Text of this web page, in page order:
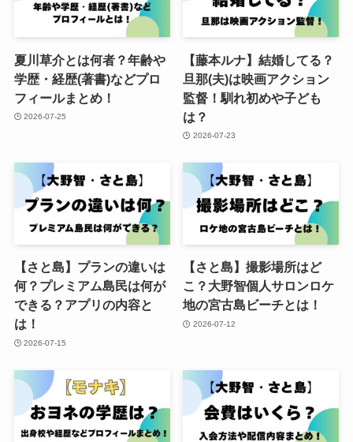
夏川草介とは何者？年齢や
学歴・経歴(著書)などプロ
フィールまとめ！
2026-07-25
【藤本ルナ】結婚してる？
旦那(夫)は映画アクション
監督！馴れ初めや子ども
は？
2026-07-23
【さと島】プランの違いは
何？プレミアム島民は何が
できる？アプリの内容と
は！
2026-07-15
【さと島】撮影場所はど
こ？大野智個人サロンロケ
地の宮古島ビーチとは！
2026-07-12